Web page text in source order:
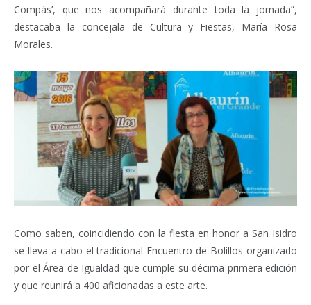
Compás’, que nos acompañará durante toda la jornada”,
destacaba la concejala de Cultura y Fiestas, María Rosa
Morales.
Como saben, coincidiendo con la fiesta en honor a San Isidro
se lleva a cabo el tradicional Encuentro de Bolillos organizado
por el Área de Igualdad que cumple su décima primera edición
y que reunirá a 400 aficionadas a este arte.